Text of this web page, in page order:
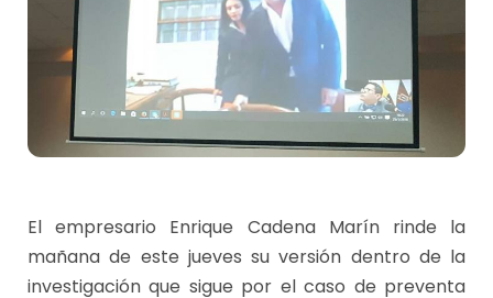
El empresario Enrique Cadena Marín rinde la
mañana de este jueves su versión dentro de la
investigación que sigue por el caso de preventa